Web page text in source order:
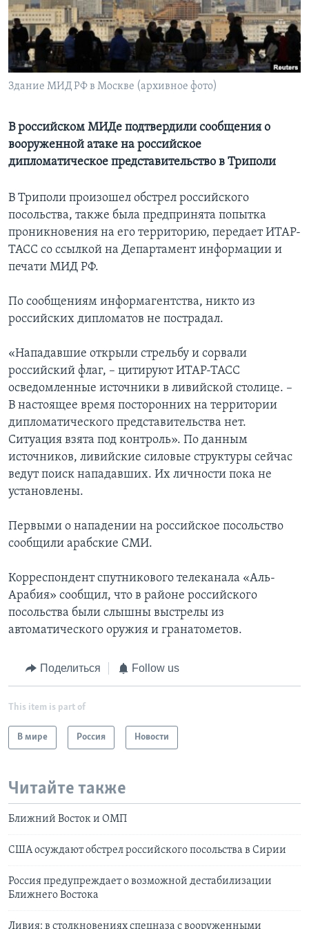
Learning English
СОЦИАЛЬНЫЕ СЕТИ
Языки
Здание МИД РФ в Москве (архивное фото)
В российском МИДе подтвердили сообщения о
вооруженной атаке на российское
дипломатическое представительство в Триполи
В Триполи произошел обстрел российского
посольства, также была предпринята попытка
проникновения на его территорию, передает ИТАР-
ТАСС со ссылкой на Департамент информации и
печати МИД РФ.
По сообщениям информагентства, никто из
российских дипломатов не пострадал.
«Нападавшие открыли стрельбу и сорвали
российский флаг, – цитируют ИТАР-ТАСС
осведомленные источники в ливийской столице. –
В настоящее время посторонних на территории
дипломатического представительства нет.
Ситуация взята под контроль». По данным
источников, ливийские силовые структуры сейчас
ведут поиск нападавших. Их личности пока не
установлены.
Первыми о нападении на российское посольство
сообщили арабские СМИ.
Корреспондент спутникового телеканала «Аль-
Арабия» сообщил, что в районе российского
посольства были слышны выстрелы из
автоматического оружия и гранатометов.
Поделиться Follow us
This item is part of
В мире Россия Новости
Читайте также
Ближний Восток и ОМП
США осуждают обстрел российского посольства в Сирии
Россия предупреждает о возможной дестабилизации
Ближнего Востока
Ливия: в столкновениях спецназа с вооруженными